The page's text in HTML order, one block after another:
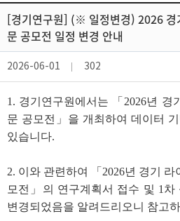
[경기연구원] (※ 일정변경) 2026 경
문 공모전 일정 변경 안내
2026-06-01 302
1. 경기연구원에서는 「2026년 경
문 공모전」을 개최하여 데이터
있습니다.
2. 이와 관련하여 「2026년 경기
모전」의 연구계획서 접수 및 1차
변경되었음을 알려드리오니 참고